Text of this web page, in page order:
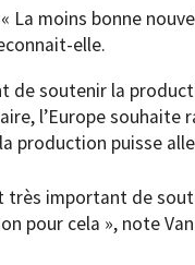
« La moins bonne
elle.
de soutenir la
l’Europe souhaite
production puisse
très important de
pour cela », note